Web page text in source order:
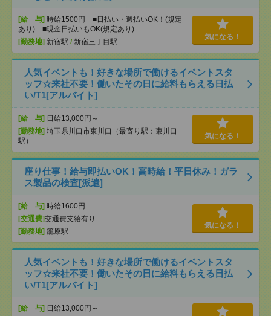
[給 与] 時給1500円 ■日払い・週払いOK！(規定
あり) ■現金日払いもOK(規定あり)
[勤務地] 新宿駅 / 新宿三丁目駅
気になる！
人気イベントも！好きな場所で働けるイベントスタ
ッフ☆来社不要！働いたその日に給料もらえる日払
い/T1[アルバイト]
[給 与] 日給13,000円～
[勤務地] 埼玉県川口市東川口（最寄り駅：東川口
駅）
気になる！
座り仕事！給与即払いOK！高時給！平日休み！ガラ
ス製品の検査[派遣]
[給 与] 時給1600円
[交通費]交通費支給有り
[勤務地] 籠原駅
気になる！
人気イベントも！好きな場所で働けるイベントスタ
ッフ☆来社不要！働いたその日に給料もらえる日払
い/T1[アルバイト]
[給 与] 日給13,000円～